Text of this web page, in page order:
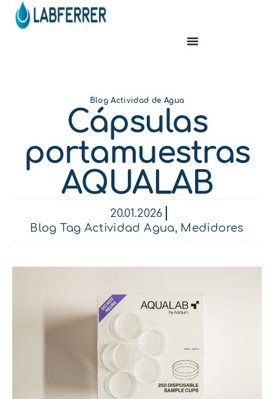
Blog Actividad de Agua
Cápsulas
portamuestras
AQUALAB
20.01.2026
Blog Tag Actividad Agua, Medidores